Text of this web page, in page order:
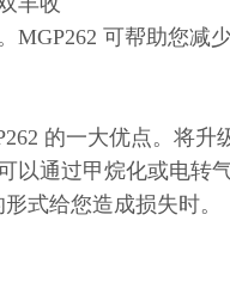
MGP262 可帮助您减
的一大优点。将
以通过甲烷化或电转
式给您造成损失时。